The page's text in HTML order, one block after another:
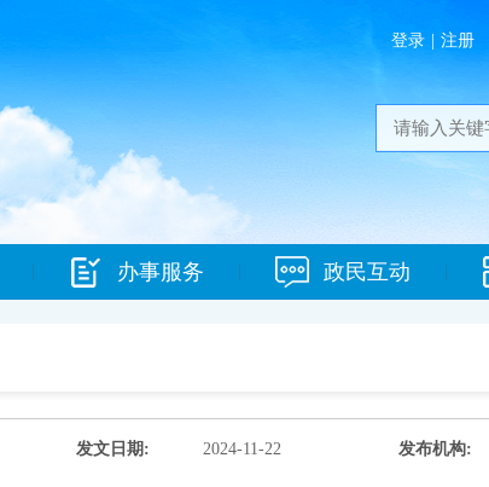
登录 注册
办事服务 政民互动
发文日期: 2024-11-22 发布机构: